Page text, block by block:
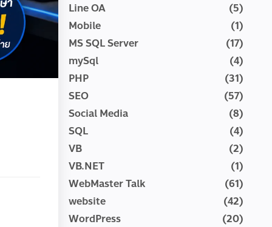
Line OA
(5)
Mobile
(1)
MS SQL Server
(17)
mySql
(4)
PHP
(31)
SEO
(57)
Social Media
(8)
SQL
(4)
VB
(2)
VB.NET
(1)
WebMaster Talk
(61)
website
(42)
WordPress
(20)